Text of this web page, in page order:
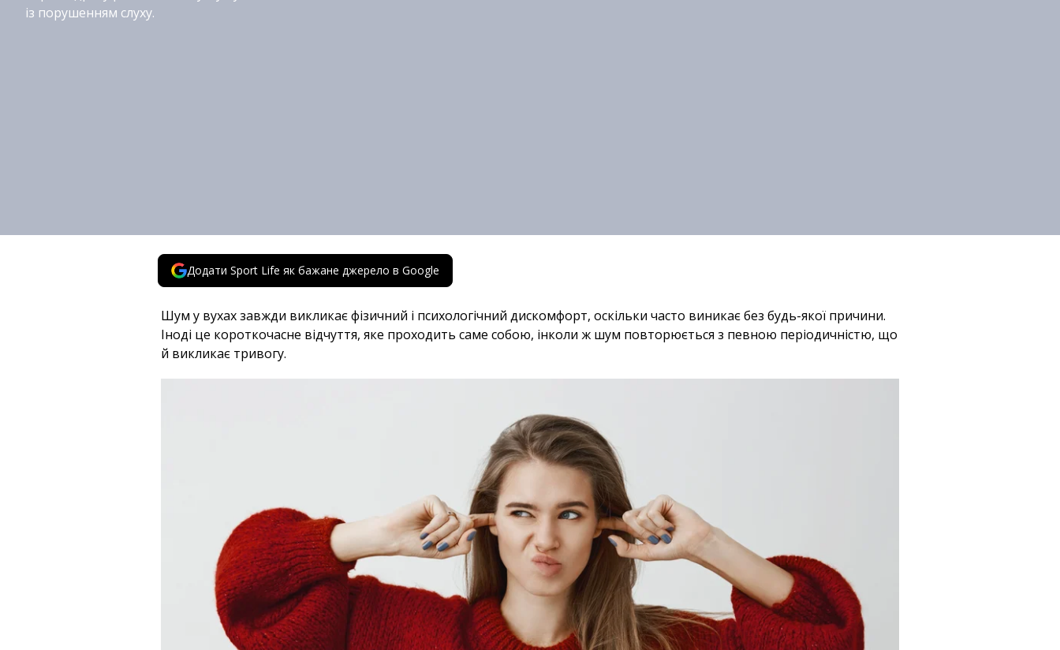
із порушенням слуху.
Додати Sport Life як бажане джерело в Google
Шум у вухах завжди викликає фізичний і психологічний дискомфорт, оскільки часто виникає без будь-якої причини.
Іноді це короткочасне відчуття, яке проходить саме собою, інколи ж шум повторюється з певною періодичністю, що
й викликає тривогу.